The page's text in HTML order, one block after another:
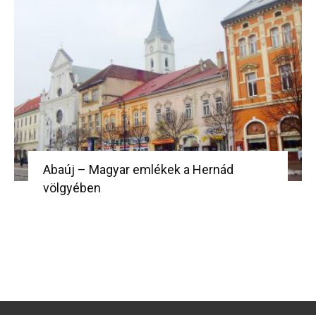
Abaúj – Magyar emlékek a Hernád
völgyében